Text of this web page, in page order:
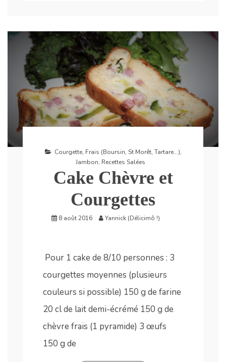
Courgette, Frais (Boursin, St Morêt, Tartare...),
Jambon, Recettes Salées
Cake Chèvre et
Courgettes
8 août 2016 Yannick (Délicimô !)
Pour 1 cake de 8/10 personnes : 3
courgettes moyennes (plusieurs
couleurs si possible) 150 g de farine
20 cl de lait demi-écrémé 150 g de
chèvre frais (1 pyramide) 3 œufs
150 g de